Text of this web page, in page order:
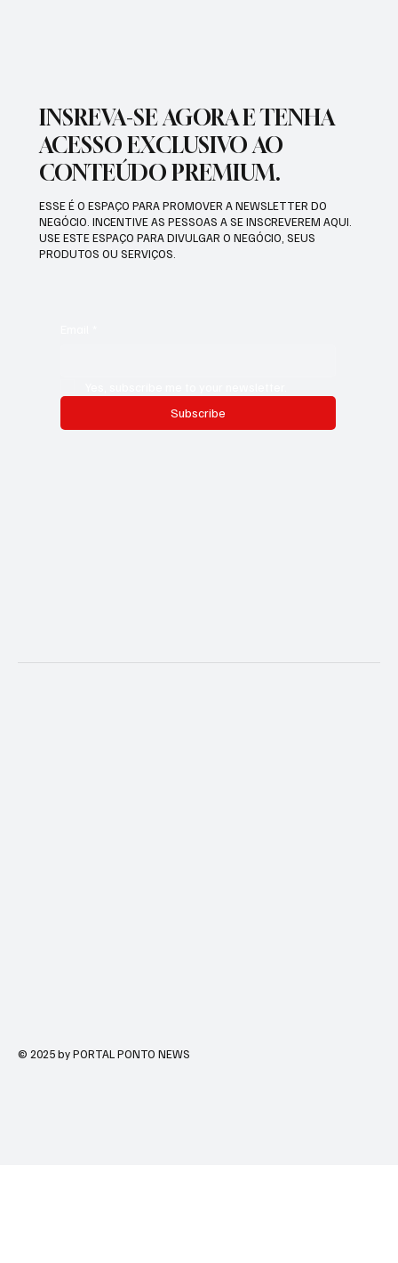
INSREVA-SE AGORA E TENHA
ACESSO EXCLUSIVO AO
CONTEÚDO PREMIUM.
ESSE É O ESPAÇO PARA PROMOVER A NEWSLETTER DO
NEGÓCIO. INCENTIVE AS PESSOAS A SE INSCREVEREM AQUI.
USE ESTE ESPAÇO PARA DIVULGAR O NEGÓCIO, SEUS
PRODUTOS OU SERVIÇOS.
Subscribe
© 2025 by PORTAL PONTO NEWS